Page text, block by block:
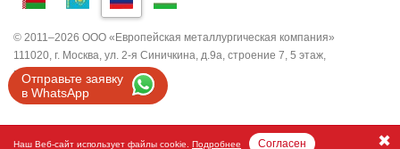
Отправьте заявку
в WhatsApp
© 2011–2026 ООО «Европейская металлургическая компания»
111020, г. Москва, ул. 2-я Синичкина, д.9а, строение 7, 5 этаж,
помещение I, комната 5
ИНН 7743820503 ООО "ЕМК"
Наш Веб-сайт использует файлы cookie. Подробнее Согласен